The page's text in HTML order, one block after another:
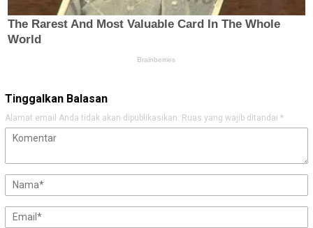
Tinggalkan Balasan
Alamat email Anda tidak akan dipublikasikan. Ruas yang wajib ditandai *